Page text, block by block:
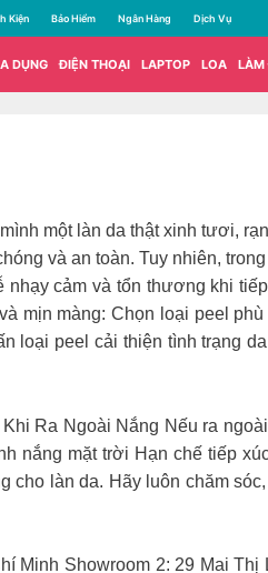
Kiện Bảo Hiểm Ngân Hàng Dịch Vụ
DỤNG ĐIỆN THOẠI LAPTOP LOA LÀM
một làn da thật xinh tươi,
và an toàn. Tuy nhiên,
nhạy cảm và tổn thương khi
mịn màng: Chọn loại peel
loại peel cải thiện tình trạng
Ra Ngoài Nắng Nếu ra
nắng mặt trời Hạn chế tiếp
cho làn da. Hãy luôn chăm
Showroom 2: 29 Mai Thị